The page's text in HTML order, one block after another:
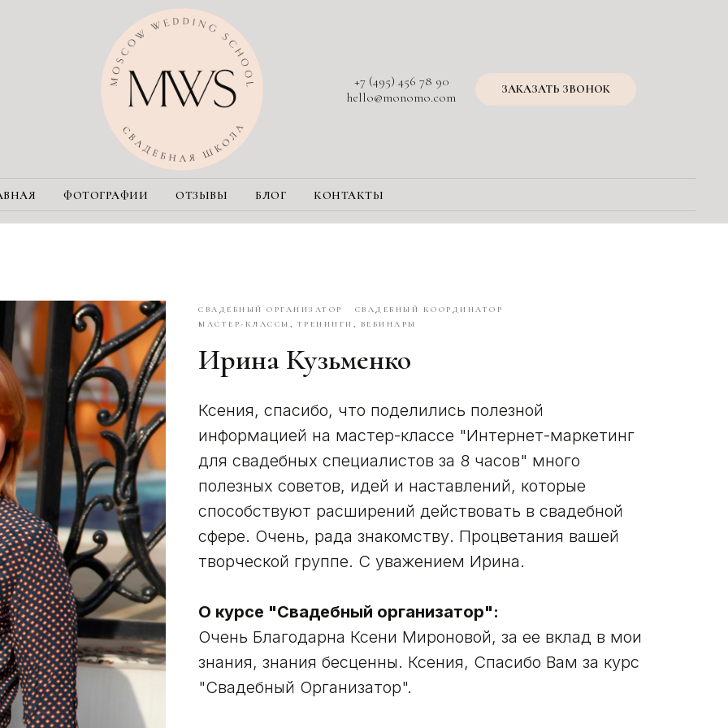
+7 (495) 456 78 90
hello@monomo.com
ЗАКАЗАТЬ ЗВОНОК
ФОТОГРАФИИ ОТЗЫВЫ БЛОГ КОНТАКТЫ
СВАДЕБНЫЙ ОРГАНИЗАТОР
СВАДЕБНЫЙ КООРДИНАТОР
МАСТЕР-КЛАССЫ, ТРЕНИНГИ, ВЕБИНАРЫ
Ирина Кузьменко
Ксения, спасибо, что поделились полезной
информацией на мастер-классе "Интернет-маркетинг
для свадебных специалистов за 8 часов" много
полезных советов, идей и наставлений, которые
способствуют расширений действовать в свадебной
сфере. Очень, рада знакомству. Процветания вашей
творческой группе. С уважением Ирина.
О курсе "Свадебный организатор":
Очень Благодарна Ксени Мироновой, за ее вклад в мои
знания, знания бесценны. Ксения, Спасибо Вам за курс
"Свадебный Организатор".